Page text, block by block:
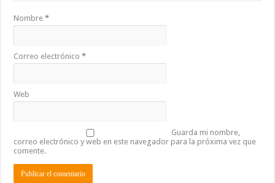
Nombre*
Correo electrónico*
Web
Guarda mi nombre,
correo electrónico y web en este navegador para la próxima vez que
comente.